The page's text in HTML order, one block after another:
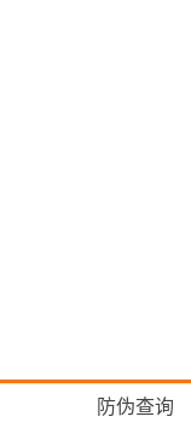
防伪查询